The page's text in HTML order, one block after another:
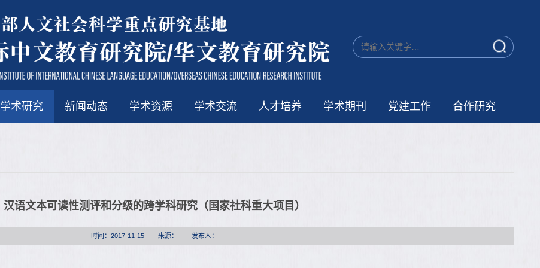
学术研究 新闻动态 学术资源 学术交流 人才培养 学术期刊 党建工作 合作研究
汉语文本可读性测评和分级的跨学科研究（国家社科重大项目）
时间：2017-11-15 来源： 发布人：